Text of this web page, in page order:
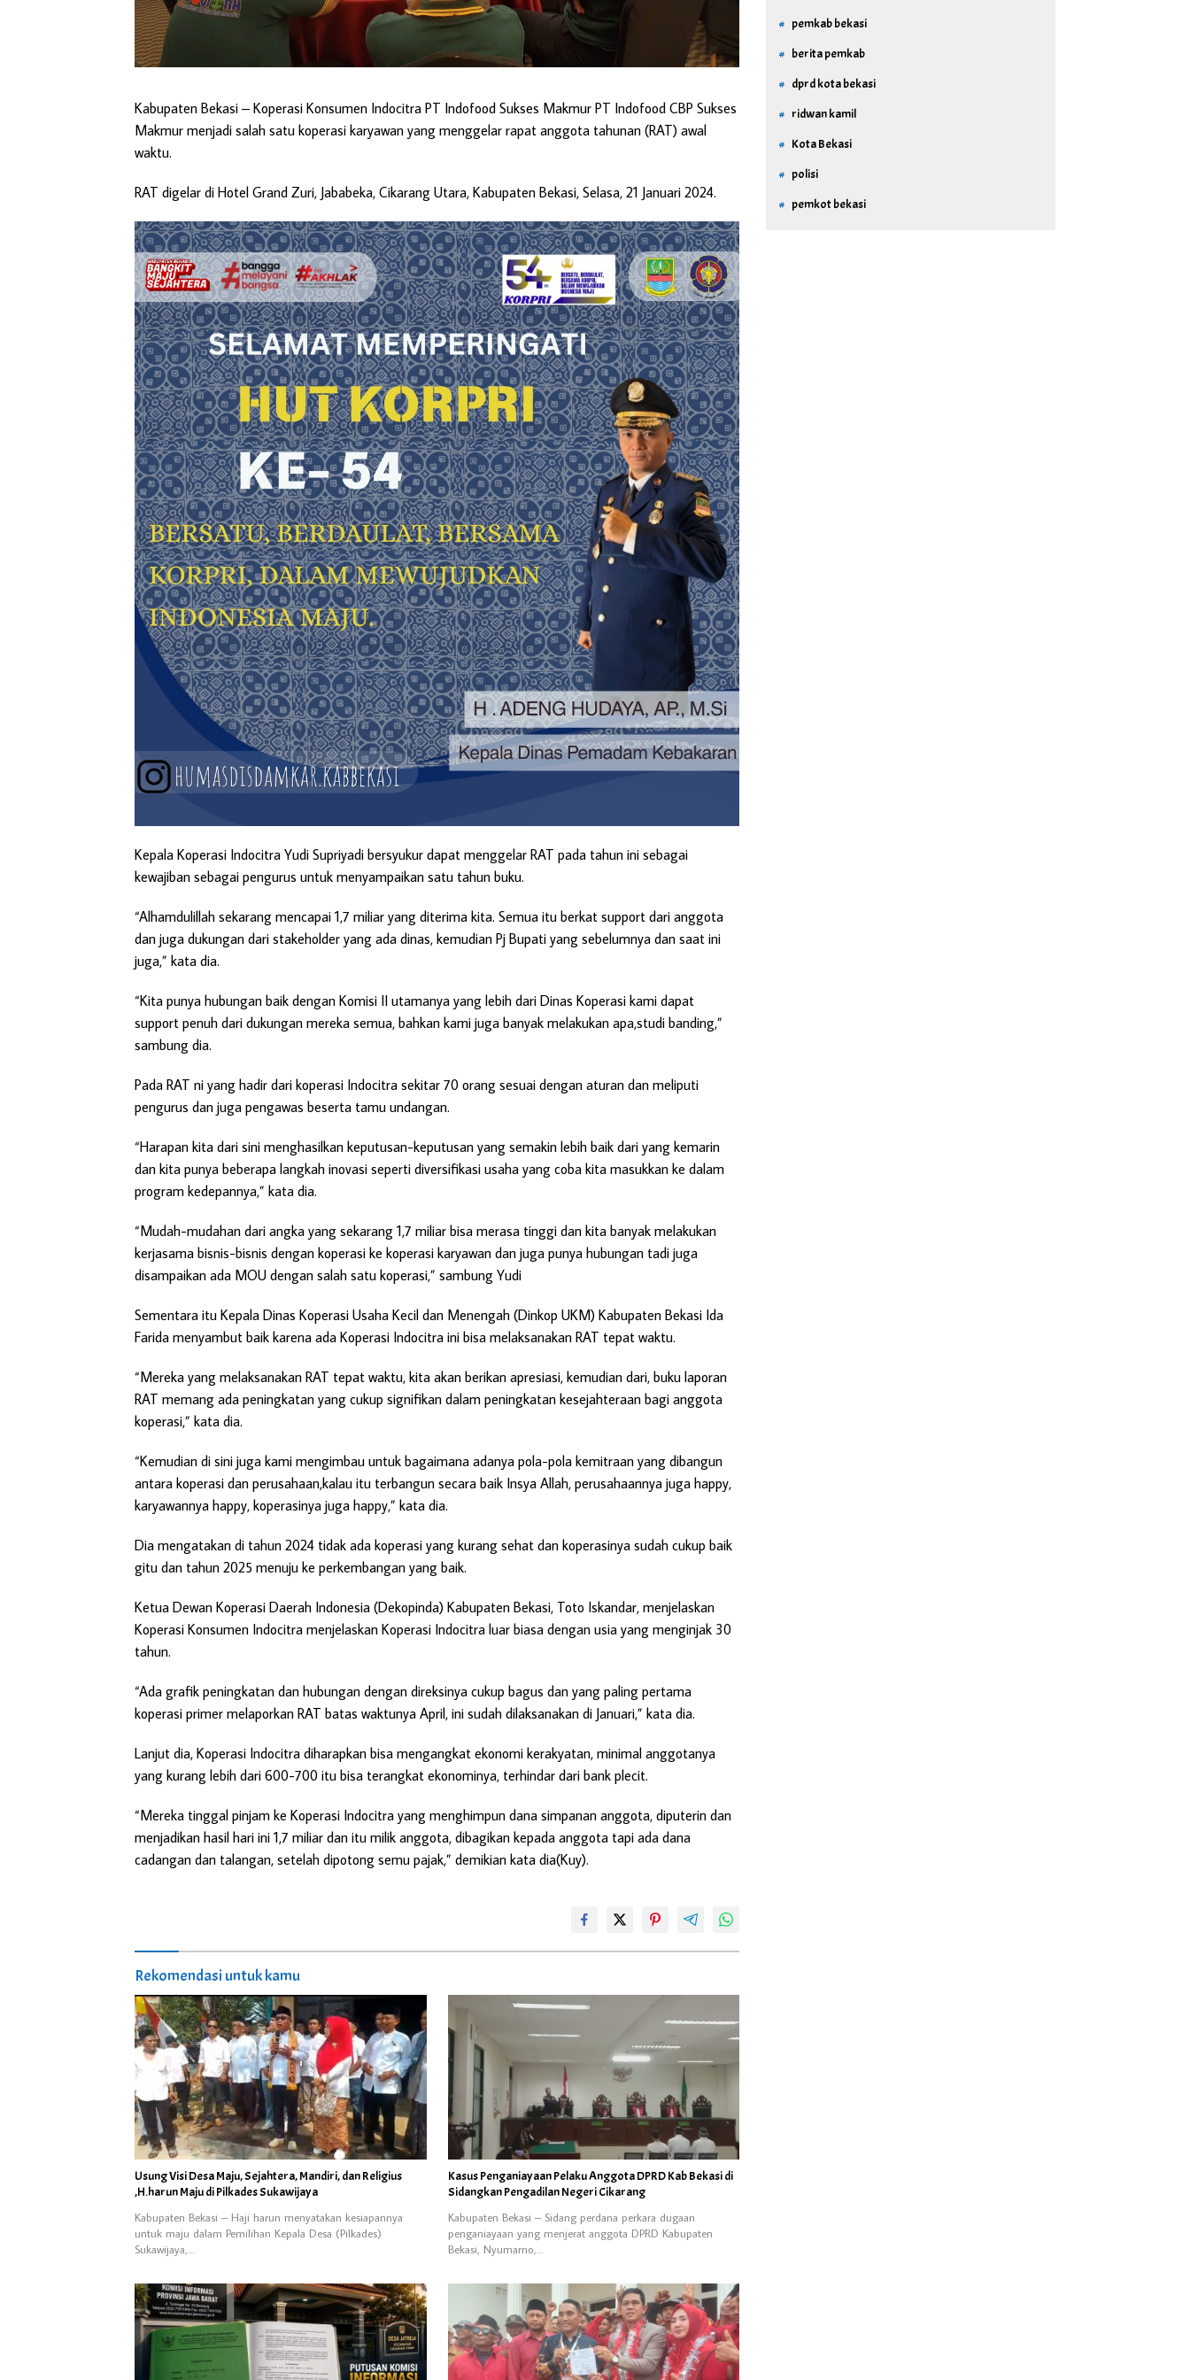
Kabupaten Bekasi – Koperasi Konsumen Indocitra PT Indofood Sukses Makmur PT Indofood CBP Sukses
Makmur menjadi salah satu koperasi karyawan yang menggelar rapat anggota tahunan (RAT) awal
waktu.
RAT digelar di Hotel Grand Zuri, Jababeka, Cikarang Utara, Kabupaten Bekasi, Selasa, 21 Januari 2024.
Kepala Koperasi Indocitra Yudi Supriyadi bersyukur dapat menggelar RAT pada tahun ini sebagai
kewajiban sebagai pengurus untuk menyampaikan satu tahun buku.
“Alhamdulillah sekarang mencapai 1,7 miliar yang diterima kita. Semua itu berkat support dari anggota
dan juga dukungan dari stakeholder yang ada dinas, kemudian Pj Bupati yang sebelumnya dan saat ini
juga,” kata dia.
“Kita punya hubungan baik dengan Komisi II utamanya yang lebih dari Dinas Koperasi kami dapat
support penuh dari dukungan mereka semua, bahkan kami juga banyak melakukan apa,studi banding,”
sambung dia.
Pada RAT ni yang hadir dari koperasi Indocitra sekitar 70 orang sesuai dengan aturan dan meliputi
pengurus dan juga pengawas beserta tamu undangan.
“Harapan kita dari sini menghasilkan keputusan-keputusan yang semakin lebih baik dari yang kemarin
dan kita punya beberapa langkah inovasi seperti diversifikasi usaha yang coba kita masukkan ke dalam
program kedepannya,” kata dia.
“Mudah-mudahan dari angka yang sekarang 1,7 miliar bisa merasa tinggi dan kita banyak melakukan
kerjasama bisnis-bisnis dengan koperasi ke koperasi karyawan dan juga punya hubungan tadi juga
disampaikan ada MOU dengan salah satu koperasi,” sambung Yudi
Sementara itu Kepala Dinas Koperasi Usaha Kecil dan Menengah (Dinkop UKM) Kabupaten Bekasi Ida
Farida menyambut baik karena ada Koperasi Indocitra ini bisa melaksanakan RAT tepat waktu.
“Mereka yang melaksanakan RAT tepat waktu, kita akan berikan apresiasi, kemudian dari, buku laporan
RAT memang ada peningkatan yang cukup signifikan dalam peningkatan kesejahteraan bagi anggota
koperasi,” kata dia.
“Kemudian di sini juga kami mengimbau untuk bagaimana adanya pola-pola kemitraan yang dibangun
antara koperasi dan perusahaan,kalau itu terbangun secara baik Insya Allah, perusahaannya juga happy,
karyawannya happy, koperasinya juga happy,” kata dia.
Dia mengatakan di tahun 2024 tidak ada koperasi yang kurang sehat dan koperasinya sudah cukup baik
gitu dan tahun 2025 menuju ke perkembangan yang baik.
Ketua Dewan Koperasi Daerah Indonesia (Dekopinda) Kabupaten Bekasi, Toto Iskandar, menjelaskan
Koperasi Konsumen Indocitra menjelaskan Koperasi Indocitra luar biasa dengan usia yang menginjak 30
tahun.
“Ada grafik peningkatan dan hubungan dengan direksinya cukup bagus dan yang paling pertama
koperasi primer melaporkan RAT batas waktunya April, ini sudah dilaksanakan di Januari,” kata dia.
Lanjut dia, Koperasi Indocitra diharapkan bisa mengangkat ekonomi kerakyatan, minimal anggotanya
yang kurang lebih dari 600-700 itu bisa terangkat ekonominya, terhindar dari bank plecit.
“Mereka tinggal pinjam ke Koperasi Indocitra yang menghimpun dana simpanan anggota, diputerin dan
menjadikan hasil hari ini 1,7 miliar dan itu milik anggota, dibagikan kepada anggota tapi ada dana
cadangan dan talangan, setelah dipotong semu pajak,” demikian kata dia(Kuy).
Rekomendasi untuk kamu
Usung Visi Desa Maju, Sejahtera, Mandiri, dan Religius
,H.harun Maju di Pilkades Sukawijaya
Kabupaten Bekasi – Haji harun menyatakan kesiapannya
untuk maju dalam Pemilihan Kepala Desa (Pilkades)
Sukawijaya,…
Kasus Penganiayaan Pelaku Anggota DPRD Kab Bekasi di
Sidangkan Pengadilan Negeri Cikarang
Kabupaten Bekasi – Sidang perdana perkara dugaan
penganiayaan yang menjerat anggota DPRD Kabupaten
Bekasi, Nyumarno,…
pemkab bekasi
berita pemkab
dprd kota bekasi
ridwan kamil
Kota Bekasi
polisi
pemkot bekasi